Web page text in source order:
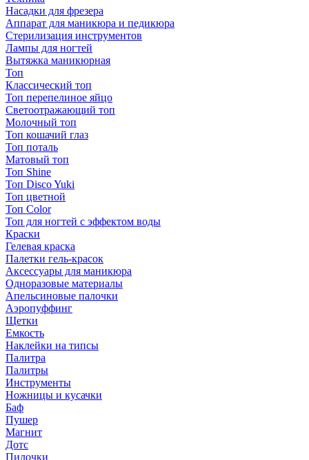
Насадки для фрезера
Аппарат для маникюра и педикюра
Стерилизация инструментов
Лампы для ногтей
Вытяжка маникюрная
Топ
Классический топ
Топ перепелиное яйцо
Светоотражающий топ
Молочный топ
Топ кошачий глаз
Топ поталь
Матовый топ
Топ Shine
Топ Disco Yuki
Топ цветной
Топ Color
Топ для ногтей с эффектом воды
Краски
Гелевая краска
Палетки гель-красок
Аксессуары для маникюра
Одноразовые материалы
Апельсиновые палочки
Аэропуффинг
Щетки
Емкость
Наклейки на типсы
Палитра
Палитры
Инструменты
Ножницы и кусачки
Баф
Пушер
Магнит
Дотс
Пилочки